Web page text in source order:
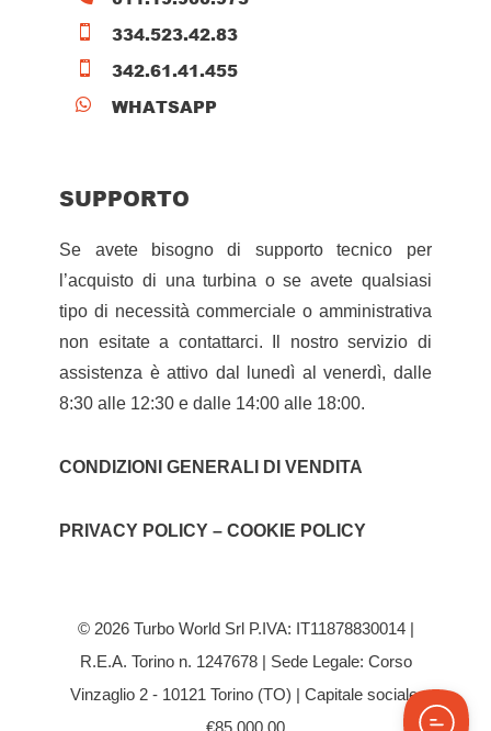
 334.523.42.83
 342.61.41.455
 WHATSAPP
SUPPORTO
Se avete bisogno di supporto tecnico per
l’acquisto di una turbina o se avete qualsiasi
tipo di necessità commerciale o amministrativa
non esitate a contattarci. Il nostro servizio di
assistenza è attivo dal lunedì al venerdì, dalle
8:30 alle 12:30 e dalle 14:00 alle 18:00.
CONDIZIONI GENERALI DI VENDITA
PRIVACY POLICY – COOKIE POLICY
© 2026 Turbo World Srl P.IVA: IT11878830014 |
R.E.A. Torino n. 1247678 | Sede Legale: Corso
Vinzaglio 2 - 10121 Torino (TO) | Capitale sociale:
€85.000,00